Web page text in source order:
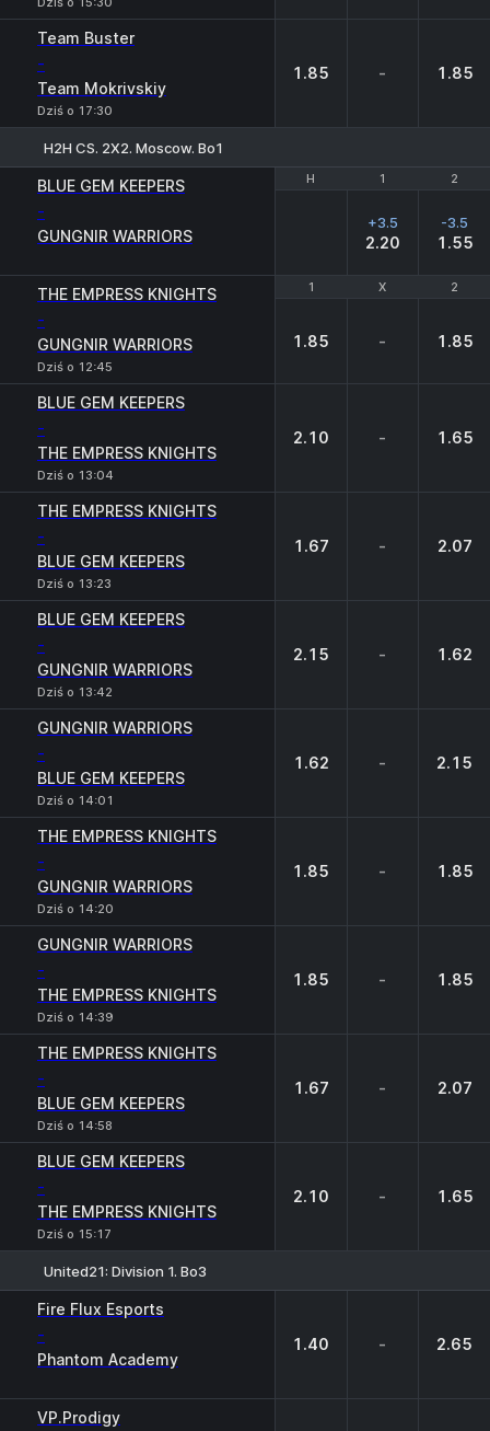
Team Buster
-
Team Mokrivskiy
Dziś o 17:30
1.85 - 1.85
H2H CS. 2X2. Moscow. Bo1
H 1 2
BLUE GEM KEEPERS
-
GUNGNIR WARRIORS
H 1 2
+3.5
2.20
-3.5
1.55
1 X 2
THE EMPRESS KNIGHTS
-
GUNGNIR WARRIORS
Dziś o 12:45
1 X 2
1.85 - 1.85
BLUE GEM KEEPERS
-
THE EMPRESS KNIGHTS
Dziś o 13:04
2.10 - 1.65
THE EMPRESS KNIGHTS
-
BLUE GEM KEEPERS
Dziś o 13:23
1.67 - 2.07
BLUE GEM KEEPERS
-
GUNGNIR WARRIORS
Dziś o 13:42
2.15 - 1.62
GUNGNIR WARRIORS
-
BLUE GEM KEEPERS
Dziś o 14:01
1.62 - 2.15
THE EMPRESS KNIGHTS
-
GUNGNIR WARRIORS
Dziś o 14:20
1.85 - 1.85
GUNGNIR WARRIORS
-
THE EMPRESS KNIGHTS
Dziś o 14:39
1.85 - 1.85
THE EMPRESS KNIGHTS
-
BLUE GEM KEEPERS
Dziś o 14:58
1.67 - 2.07
BLUE GEM KEEPERS
-
THE EMPRESS KNIGHTS
Dziś o 15:17
2.10 - 1.65
United21: Division 1. Bo3
Fire Flux Esports
-
Phantom Academy
1.40 - 2.65
VP.Prodigy